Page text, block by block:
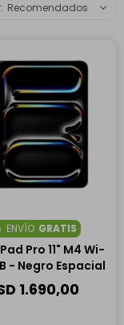
Recomendados
ENVÍO GRATIS
Pro 11" M4 Wi-
- Negro Espacial
1.690,00